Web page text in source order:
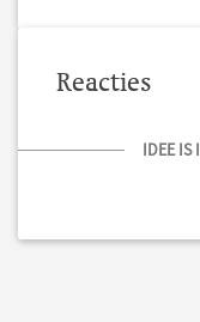
Reacties
IDEE IS